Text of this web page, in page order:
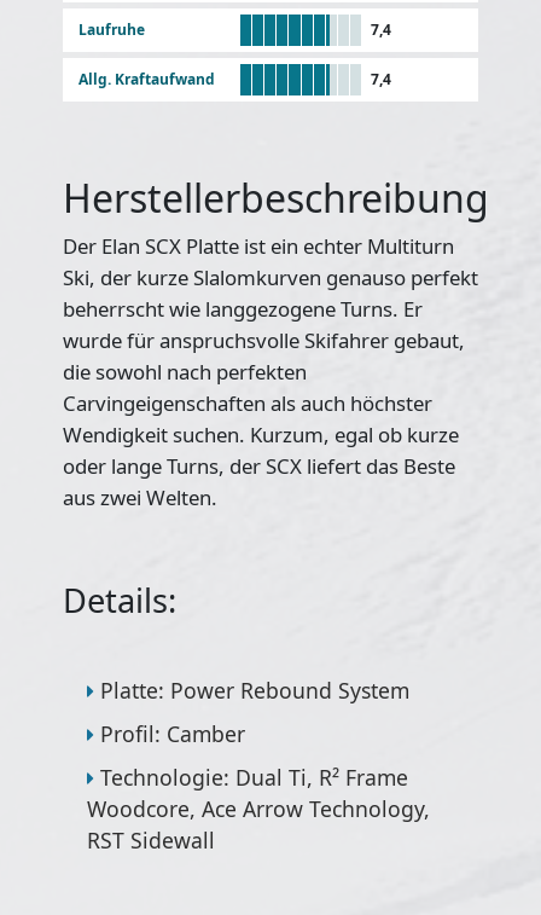
Laufruhe 7,4
Allg. Kraftaufwand 7,4
Herstellerbeschreibung
Der Elan SCX Platte ist ein echter Multiturn
Ski, der kurze Slalomkurven genauso perfekt
beherrscht wie langgezogene Turns. Er
wurde für anspruchsvolle Skifahrer gebaut,
die sowohl nach perfekten
Carvingeigenschaften als auch höchster
Wendigkeit suchen. Kurzum, egal ob kurze
oder lange Turns, der SCX liefert das Beste
aus zwei Welten.
Details:
Platte: Power Rebound System
Profil: Camber
Technologie: Dual Ti, R² Frame
Woodcore, Ace Arrow Technology,
RST Sidewall